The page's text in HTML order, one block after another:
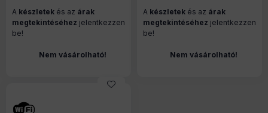
A készletek és az árak
megtekintéséhez jelentkezzen
be!
Nem vásárolható!
A készletek és az árak
megtekintéséhez jelentkezzen
be!
Nem vásárolható!